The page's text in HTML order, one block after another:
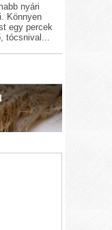
nyári
Könnyen
egy percek
tócsnival...